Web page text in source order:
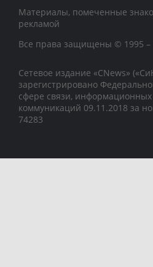
Материалы, помеченные
рекламой
Все права защищены © 1995 –
Сетевое издание «CNews»
зарегистрировано
сфере связи,
коммуникаций 09.11.2018 за
74283